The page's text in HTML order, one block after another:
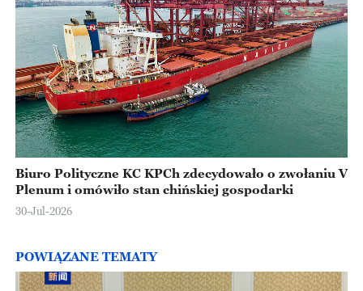
Biuro Polityczne KC KPCh zdecydowało o zwołaniu V
Plenum i omówiło stan chińskiej gospodarki
30-Jul-2026
POWIĄZANE TEMATY